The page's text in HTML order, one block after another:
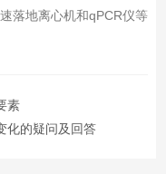
落地离心机和qPCR仪等
素
化的疑问及回答